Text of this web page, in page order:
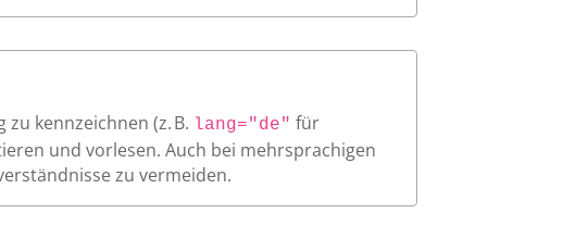
kennzeichnen (z. B. lang="de" für
und vorlesen. Auch bei mehrsprachigen
zu vermeiden.